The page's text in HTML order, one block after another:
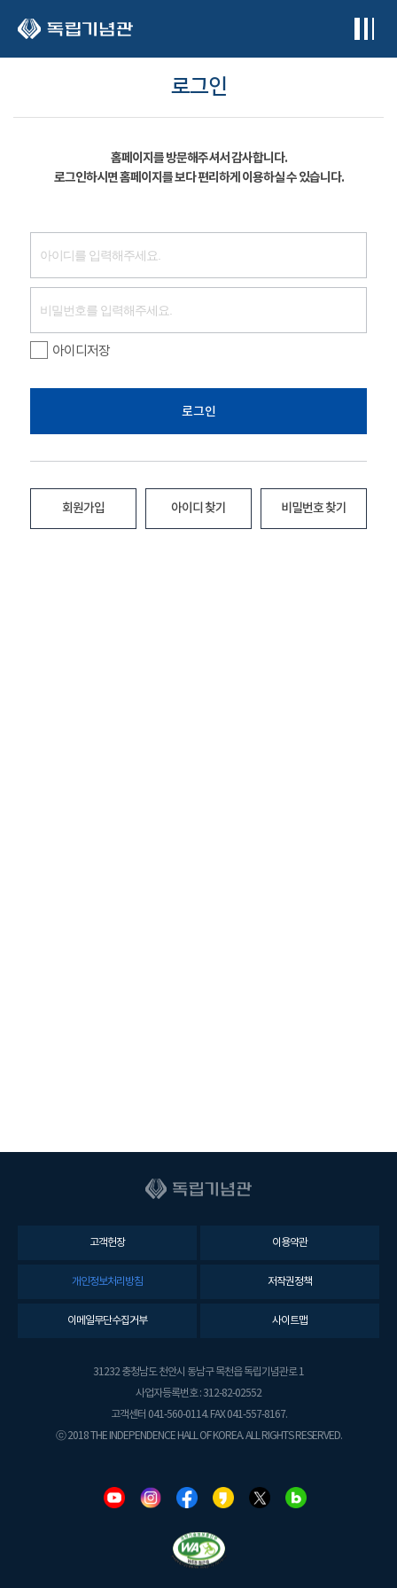
로그인
홈페이지를 방문해주셔서 감사합니다.
로그인하시면 홈페이지를 보다 편리하게 이용하실 수 있습니다.
아이디저장
로그인
회원가입 아이디 찾기 비밀번호 찾기
고객헌장 이용약관
개인정보처리방침 저작권정책
이메일무단수집거부 사이트맵
31232 충청남도 천안시 동남구 목천읍 독립기념관로 1
사업자등록번호 : 312-82-02552
고객센터 041-560-0114. FAX 041-557-8167.
ⓒ 2018 THE INDEPENDENCE HALL OF KOREA. ALL RIGHTS RESERVED.